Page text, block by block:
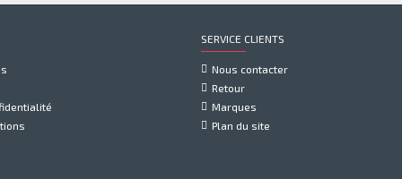
SERVICE CLIENTS
Nous contacter
Retour
Marques
Plan du site